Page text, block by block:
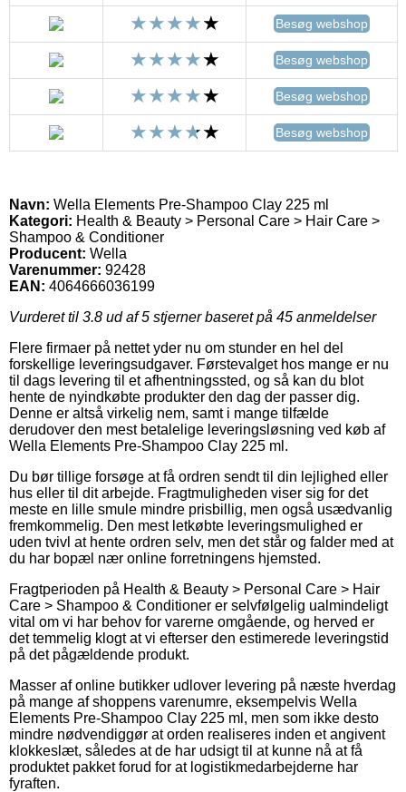
Besøg webshop
Besøg webshop
Besøg webshop
Besøg webshop
Navn: Wella Elements Pre-Shampoo Clay 225 ml
Kategori: Health & Beauty > Personal Care > Hair Care >
Shampoo & Conditioner
Producent: Wella
Varenummer: 92428
EAN: 4064666036199
Vurderet til 3.8 ud af 5 stjerner baseret på 45 anmeldelser
Flere firmaer på nettet yder nu om stunder en hel del
forskellige leveringsudgaver. Førstevalget hos mange er nu
til dags levering til et afhentningssted, og så kan du blot
hente de nyindkøbte produkter den dag der passer dig.
Denne er altså virkelig nem, samt i mange tilfælde
derudover den mest betalelige leveringsløsning ved køb af
Wella Elements Pre-Shampoo Clay 225 ml.
Du bør tillige forsøge at få ordren sendt til din lejlighed eller
hus eller til dit arbejde. Fragtmuligheden viser sig for det
meste en lille smule mindre prisbillig, men også usædvanlig
fremkommelig. Den mest letkøbte leveringsmulighed er
uden tvivl at hente ordren selv, men det står og falder med at
du har bopæl nær online forretningens hjemsted.
Fragtperioden på Health & Beauty > Personal Care > Hair
Care > Shampoo & Conditioner er selvfølgelig ualmindeligt
vital om vi har behov for varerne omgående, og herved er
det temmelig klogt at vi efterser den estimerede leveringstid
på det pågældende produkt.
Masser af online butikker udlover levering på næste hverdag
på mange af shoppens varenumre, eksempelvis Wella
Elements Pre-Shampoo Clay 225 ml, men som ikke desto
mindre nødvendiggør at orden realiseres inden et angivent
klokkeslæt, således at de har udsigt til at kunne nå at få
produktet pakket forud for at logistikmedarbejderne har
fyraften.